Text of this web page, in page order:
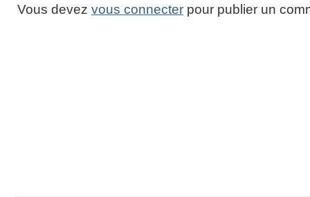
Vous devez vous connecter pour publier un